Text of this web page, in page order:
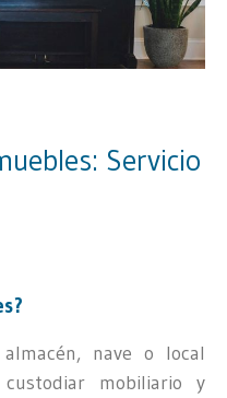
Servicio
nave o local
mobiliario y